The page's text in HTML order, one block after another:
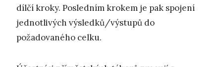
dílčí kroky. Posledním krokem je pak spojení
jednotlivých výsledků/výstupů do
požadovaného celku.